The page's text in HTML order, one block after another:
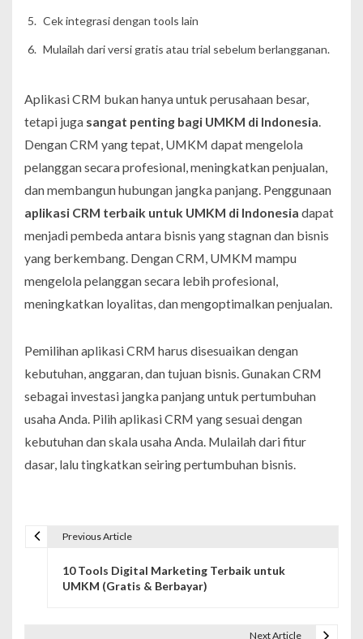
Cek integrasi dengan tools lain
Mulailah dari versi gratis atau trial sebelum berlangganan.
Aplikasi CRM bukan hanya untuk perusahaan besar,
tetapi juga sangat penting bagi UMKM di Indonesia
Dengan CRM yang tepat, UMKM dapat mengelola
pelanggan secara profesional, meningkatkan penjualan,
dan membangun hubungan jangka panjang. Penggunaan
aplikasi CRM terbaik untuk UMKM di Indonesia dapat
menjadi pembeda antara bisnis yang stagnan dan bisnis
yang berkembang. Dengan CRM, UMKM mampu
mengelola pelanggan secara lebih profesional,
meningkatkan loyalitas, dan mengoptimalkan penjualan.
Pemilihan aplikasi CRM harus disesuaikan dengan
kebutuhan, anggaran, dan tujuan bisnis. Gunakan CRM
sebagai investasi jangka panjang untuk pertumbuhan
usaha Anda. Pilih aplikasi CRM yang sesuai dengan
kebutuhan dan skala usaha Anda. Mulailah dari fitur
dasar, lalu tingkatkan seiring pertumbuhan bisnis.
Previous Article
10 Tools Digital Marketing Terbaik untuk
UMKM (Gratis & Berbayar)
Next Article